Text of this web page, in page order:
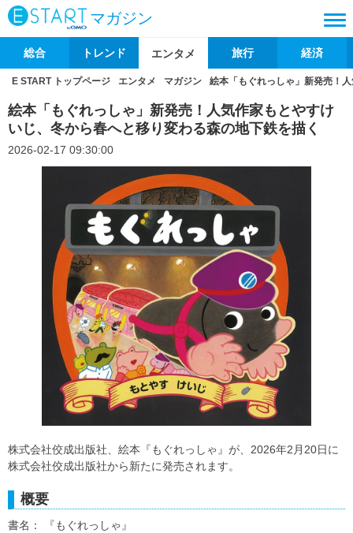
マガジン
総合 トレンド エンタメ 旅行 経済
E START トップページ エンタメ マガジン 絵本「もぐれっしゃ」新発売！
絵本「もぐれっしゃ」新発売！人気作家もとやすけ
いじ、冬から春へと移り変わる森の地下鉄を描く
2026-02-17 09:30:00
株式会社佼成出版社、絵本『もぐれっしゃ』が、2026年2月20日に
株式会社佼成出版社から新たに発売されます。
概要
書名： 『もぐれっしゃ』